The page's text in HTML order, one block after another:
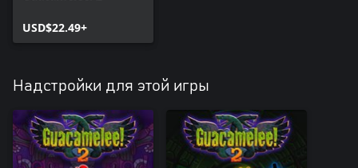
USD$22.49+
Надстройки для этой игры